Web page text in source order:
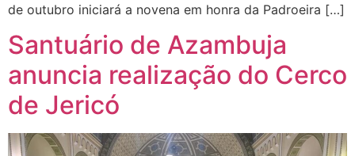
de outubro iniciará a novena em honra da Padroeira […]
Santuário de Azambuja
anuncia realização do Cerco
de Jericó